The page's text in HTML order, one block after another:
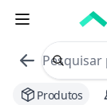
commerce
Produtos